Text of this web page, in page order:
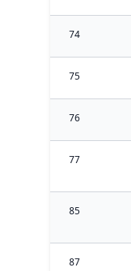
74
75
76
77
85
87